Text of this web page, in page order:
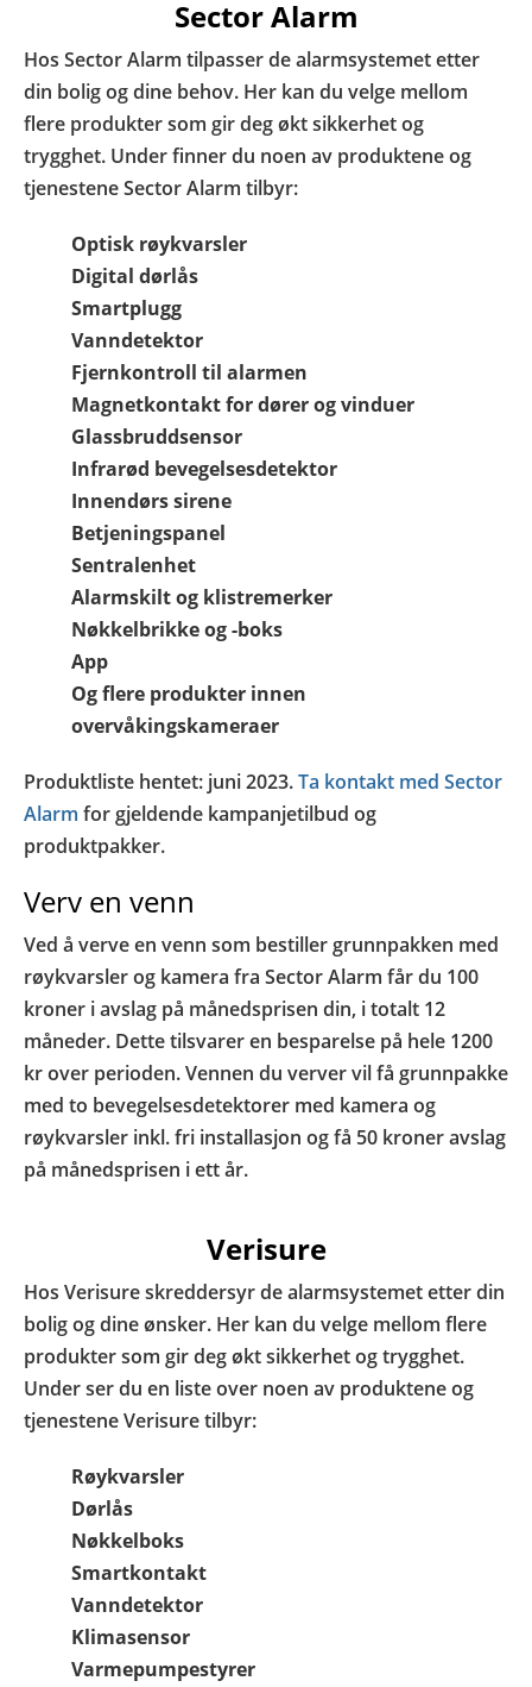
Sector Alarm
Hos Sector Alarm tilpasser de alarmsystemet etter
din bolig og dine behov. Her kan du velge mellom
flere produkter som gir deg økt sikkerhet og
trygghet. Under finner du noen av produktene og
tjenestene Sector Alarm tilbyr:
Optisk røykvarsler
Digital dørlås
Smartplugg
Vanndetektor
Fjernkontroll til alarmen
Magnetkontakt for dører og vinduer
Glassbruddsensor
Infrarød bevegelsesdetektor
Innendørs sirene
Betjeningspanel
Sentralenhet
Alarmskilt og klistremerker
Nøkkelbrikke og -boks
App
Og flere produkter innen
overvåkingskameraer
Produktliste hentet: juni 2023.Ta kontakt med Sector
Alarm for gjeldende kampanjetilbud og
produktpakker.
Verv en venn
Ved å verve en venn som bestiller grunnpakken med
røykvarsler og kamera fra Sector Alarm får du 100
kroner i avslag på månedsprisen din, i totalt 12
måneder. Dette tilsvarer en besparelse på hele 1200
kr over perioden. Vennen du verver vil få grunnpakke
med to bevegelsesdetektorer med kamera og
røykvarsler inkl. fri installasjon og få 50 kroner avslag
på månedsprisen i ett år.
Verisure
Hos Verisure skreddersyr de alarmsystemet etter din
bolig og dine ønsker. Her kan du velge mellom flere
produkter som gir deg økt sikkerhet og trygghet.
Under ser du en liste over noen av produktene og
tjenestene Verisure tilbyr:
Røykvarsler
Dørlås
Nøkkelboks
Smartkontakt
Vanndetektor
Klimasensor
Varmepumpestyrer